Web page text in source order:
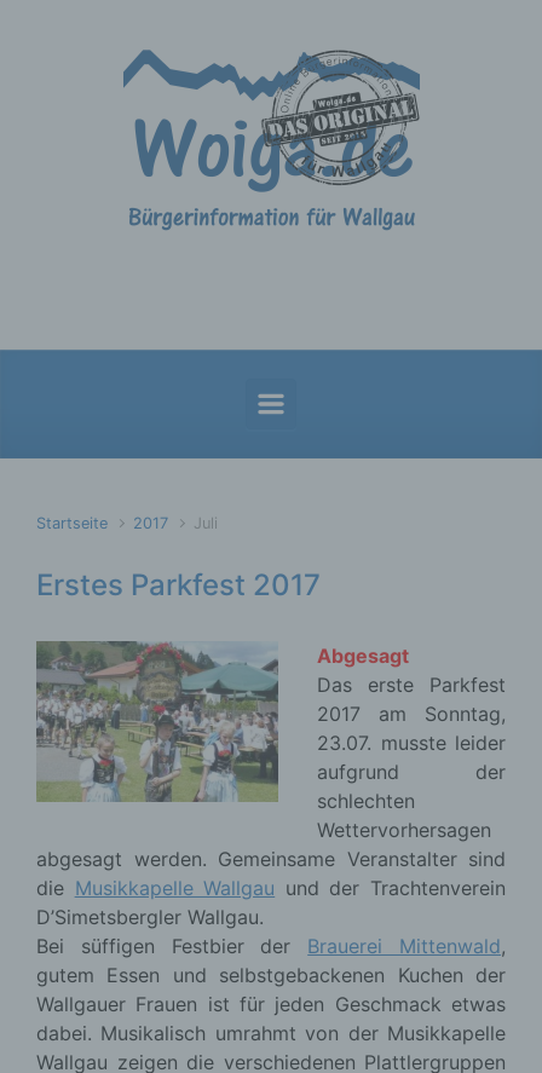
Startseite 2017 Juli
Erstes Parkfest 2017
Abgesagt
Das erste Parkfest
2017 am Sonntag,
23.07. musste leider
aufgrund der
schlechten
Wettervorhersagen
abgesagt werden. Gemeinsame Veranstalter sind
die Musikkapelle Wallgau und der Trachtenverein
D’Simetsbergler Wallgau.
Bei süffigen Festbier der Brauerei Mittenwald,
gutem Essen und selbstgebackenen Kuchen der
Wallgauer Frauen ist für jeden Geschmack etwas
dabei. Musikalisch umrahmt von der Musikkapelle
Wallgau zeigen die verschiedenen Plattlergruppen